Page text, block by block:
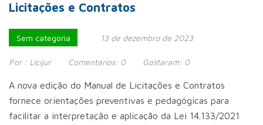
Licitações e Contratos
Sem categoria 13 de dezembro de 2023
Por : Licijur Comentários: 0 Gostaram: 0
A nova edição do Manual de Licitações e Contratos
fornece orientações preventivas e pedagógicas para
facilitar a interpretação e aplicação da Lei 14.133/2021